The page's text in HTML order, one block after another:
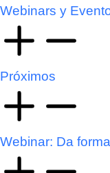
Webinars y
Próximos
Webinar: Da